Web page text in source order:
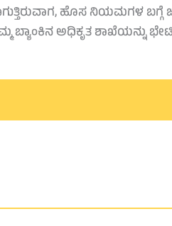
ಹೊಸ ನಿಯಮಗಳ ಬಗ್ಗೆ
ಬ್ಯಾಂಕಿನ ಅಧಿಕೃತ ಶಾಖೆಯನ್ನು